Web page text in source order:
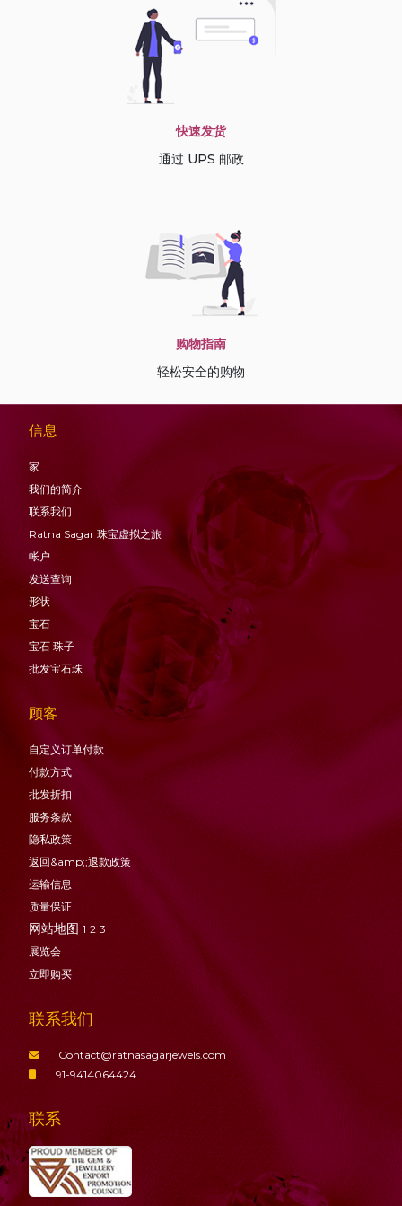
快速发货
通过 UPS 邮政
购物指南
轻松安全的购物
信息
家
我们的简介
联系我们
Ratna Sagar 珠宝虚拟之旅
帐户
发送查询
形状
宝石
宝石 珠子
批发宝石珠
顾客
自定义订单付款
付款方式
批发折扣
服务条款
隐私政策
返回&amp;;退款政策
运输信息
质量保证
网站地图 1 2 3
展览会
立即购买
联系我们
Contact@ratnasagarjewels.com
91-9414064424
联系